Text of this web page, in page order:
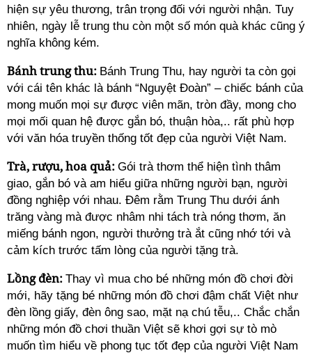
hiện sự yêu thương, trân trọng đối với người nhận. Tuy
nhiên, ngày lễ trung thu còn một số món quà khác cũng ý
nghĩa không kém.
Bánh trung thu: Bánh Trung Thu, hay người ta còn gọi
với cái tên khác là bánh “Nguyệt Đoàn” – chiếc bánh của
mong muốn mọi sự được viên mãn, tròn đầy, mong cho
mọi mối quan hệ được gắn bó, thuận hòa,.. rất phù hợp
với văn hóa truyền thống tốt đẹp của người Việt Nam.
Trà, rượu, hoa quả: Gói trà thơm thể hiện tình thâm
giao, gắn bó và am hiểu giữa những người bạn, người
đồng nghiệp với nhau. Đêm rằm Trung Thu dưới ánh
trăng vàng mà được nhâm nhi tách trà nóng thơm, ăn
miếng bánh ngon, người thưởng trà ắt cũng nhớ tới và
cảm kích trước tấm lòng của người tặng trà.
Lồng đèn: Thay vì mua cho bé những món đồ chơi đời
mới, hãy tặng bé những món đồ chơi đậm chất Việt như
đèn lồng giấy, đèn ông sao, mặt nạ chú tễu,.. Chắc chắn
những món đồ chơi thuần Việt sẽ khơi gợi sự tò mò
muốn tìm hiểu về phong tục tốt đẹp của người Việt Nam